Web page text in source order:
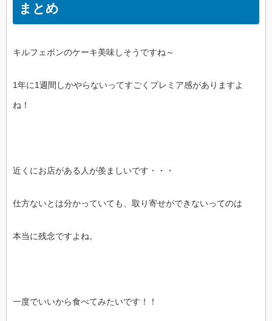
まとめ
キルフェボンのケーキ美味しそうですね～
1年に1週間しかやらないってすごくプレミア感がありますよ
ね！
近くにお店がある人が羨ましいです・・・
仕方ないとは分かっていても、取り寄せができないってのは
本当に残念ですよね。
一度でいいから食べてみたいです！！